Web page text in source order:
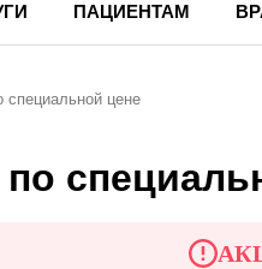
ПАЦИЕНТАМ
цене